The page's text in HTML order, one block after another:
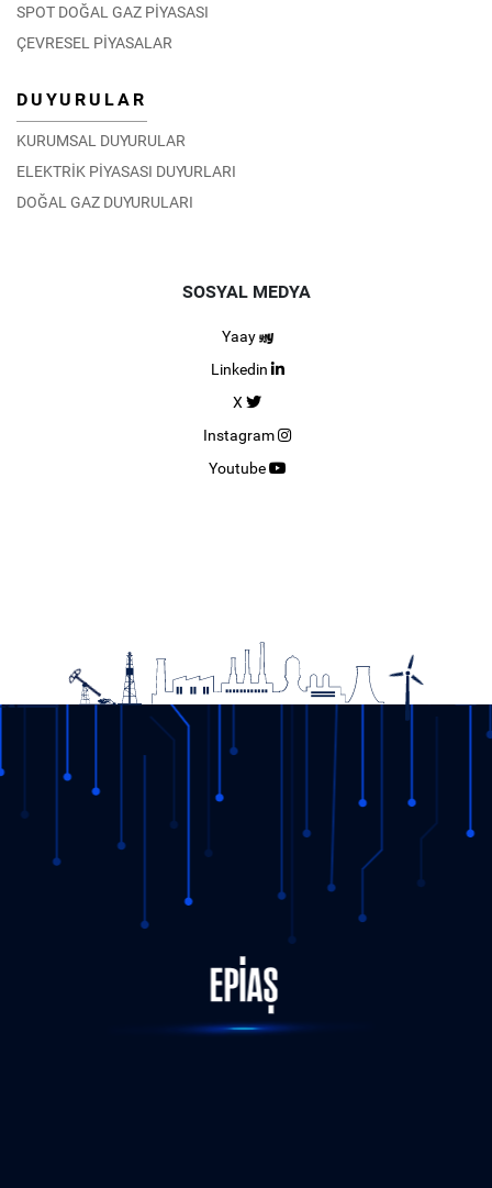
SPOT DOĞAL GAZ PİYASASI
ÇEVRESEL PİYASALAR
DUYURULAR
KURUMSAL DUYURULAR
ELEKTRİK PİYASASI DUYURLARI
DOĞAL GAZ DUYURULARI
SOSYAL MEDYA
Yaay
Linkedin
X
Instagram
Youtube